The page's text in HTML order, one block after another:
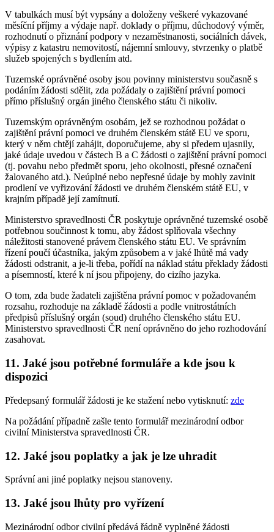
V tabulkách musí být vypsány a doloženy veškeré vykazované
měsíční příjmy a výdaje např. doklady o příjmu, důchodový výměr,
rozhodnutí o přiznání podpory v nezaměstnanosti, sociálních dávek,
výpisy z katastru nemovitostí, nájemní smlouvy, stvrzenky o platbě
služeb spojených s bydlením atd.
Tuzemské oprávněné osoby jsou povinny ministerstvu současně s
podáním žádosti sdělit, zda požádaly o zajištění právní pomoci
přímo příslušný orgán jiného členského státu či nikoliv.
Tuzemským oprávněným osobám, jež se rozhodnou požádat o
zajištění právní pomoci ve druhém členském státě EU ve sporu,
který v něm chtějí zahájit, doporučujeme, aby si předem ujasnily,
jaké údaje uvedou v částech B a C žádosti o zajištění právní pomoci
(tj. povahu nebo předmět sporu, jeho okolnosti, přesné označení
žalovaného atd.). Neúplné nebo nepřesné údaje by mohly zavinit
prodlení ve vyřizování žádosti ve druhém členském státě EU, v
krajním případě její zamítnutí.
Ministerstvo spravedlnosti ČR poskytuje oprávněné tuzemské osobě
potřebnou součinnost k tomu, aby žádost splňovala všechny
náležitosti stanovené právem členského státu EU. Ve správním
řízení poučí účastníka, jakým způsobem a v jaké lhůtě má vady
žádosti odstranit, a je-li třeba, pořídí na náklad státu překlady žádosti
a písemností, které k ní jsou připojeny, do cizího jazyka.
O tom, zda bude žadateli zajištěna právní pomoc v požadovaném
rozsahu, rozhoduje na základě žádosti a podle vnitrostátních
předpisů příslušný orgán (soud) druhého členského státu EU.
Ministerstvo spravedlnosti ČR není oprávněno do jeho rozhodování
zasahovat.
11. Jaké jsou potřebné formuláře a kde jsou k
dispozici
Předepsaný formulář žádosti je ke stažení nebo vytisknutí: zde
Na požádání případně zašle tento formulář mezinárodní odbor
civilní Ministerstva spravedlnosti ČR.
12. Jaké jsou poplatky a jak je lze uhradit
Správní ani jiné poplatky nejsou stanoveny.
13. Jaké jsou lhůty pro vyřízení
Mezinárodní odbor civilní předává řádně vyplněné žádosti